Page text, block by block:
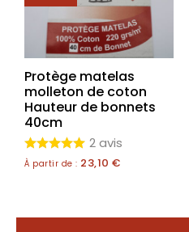
Protège matelas
molleton de coton
Hauteur de bonnets
40cm
2 avis
À partir de : 23,10 €